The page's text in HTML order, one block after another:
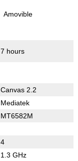
Amovible
7 hours
Canvas 2.2
Mediatek
MT6582M
4
1.3 GHz